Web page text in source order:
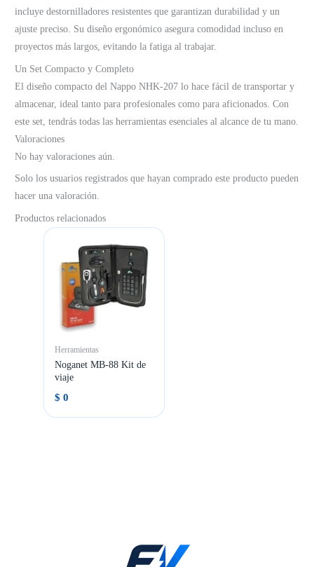
incluye destornilladores resistentes que garantizan durabilidad y un
ajuste preciso. Su diseño ergonómico asegura comodidad incluso en
proyectos más largos, evitando la fatiga al trabajar.
Un Set Compacto y Completo
El diseño compacto del Nappo NHK-207 lo hace fácil de transportar y
almacenar, ideal tanto para profesionales como para aficionados. Con
este set, tendrás todas las herramientas esenciales al alcance de tu mano.
Valoraciones
No hay valoraciones aún.
Solo los usuarios registrados que hayan comprado este producto pueden
hacer una valoración.
Productos relacionados
Herramientas
Noganet MB-88 Kit de
viaje
$ 0